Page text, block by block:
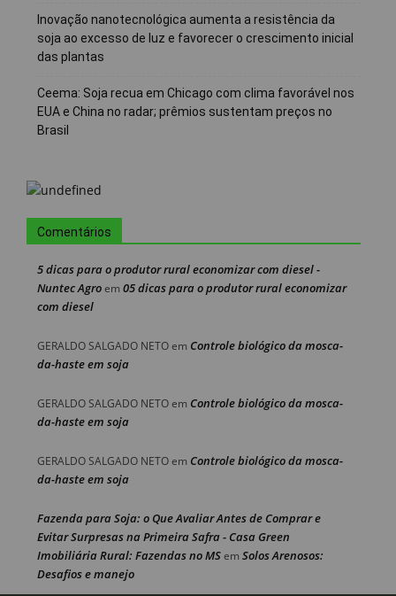
Inovação nanotecnológica aumenta a resistência da
soja ao excesso de luz e favorecer o crescimento inicial
das plantas
Ceema: Soja recua em Chicago com clima favorável nos
EUA e China no radar; prêmios sustentam preços no
Brasil
Comentários
5 dicas para o produtor rural economizar com diesel -
Nuntec Agroem 05 dicas para o produtor rural economizar
com diesel
GERALDO SALGADO NETOem Controle biológico da mosca-
da-haste em soja
GERALDO SALGADO NETOem Controle biológico da mosca-
da-haste em soja
GERALDO SALGADO NETOem Controle biológico da mosca-
da-haste em soja
Fazenda para Soja: o Que Avaliar Antes de Comprar e
Evitar Surpresas na Primeira Safra - Casa Green
Imobiliária Rural: Fazendas no MSem Solos Arenosos:
Desafios e manejo